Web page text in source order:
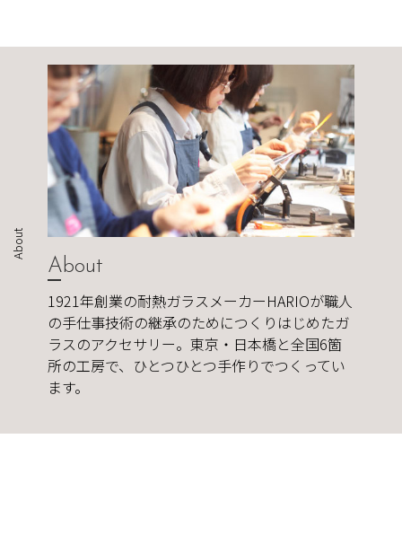
About
About
1921年創業の耐熱ガラスメーカーHARIOが職人
の手仕事技術の継承のためにつくりはじめたガ
ラスのアクセサリー。東京・日本橋と全国6箇
所の工房で、ひとつひとつ手作りでつくってい
ます。